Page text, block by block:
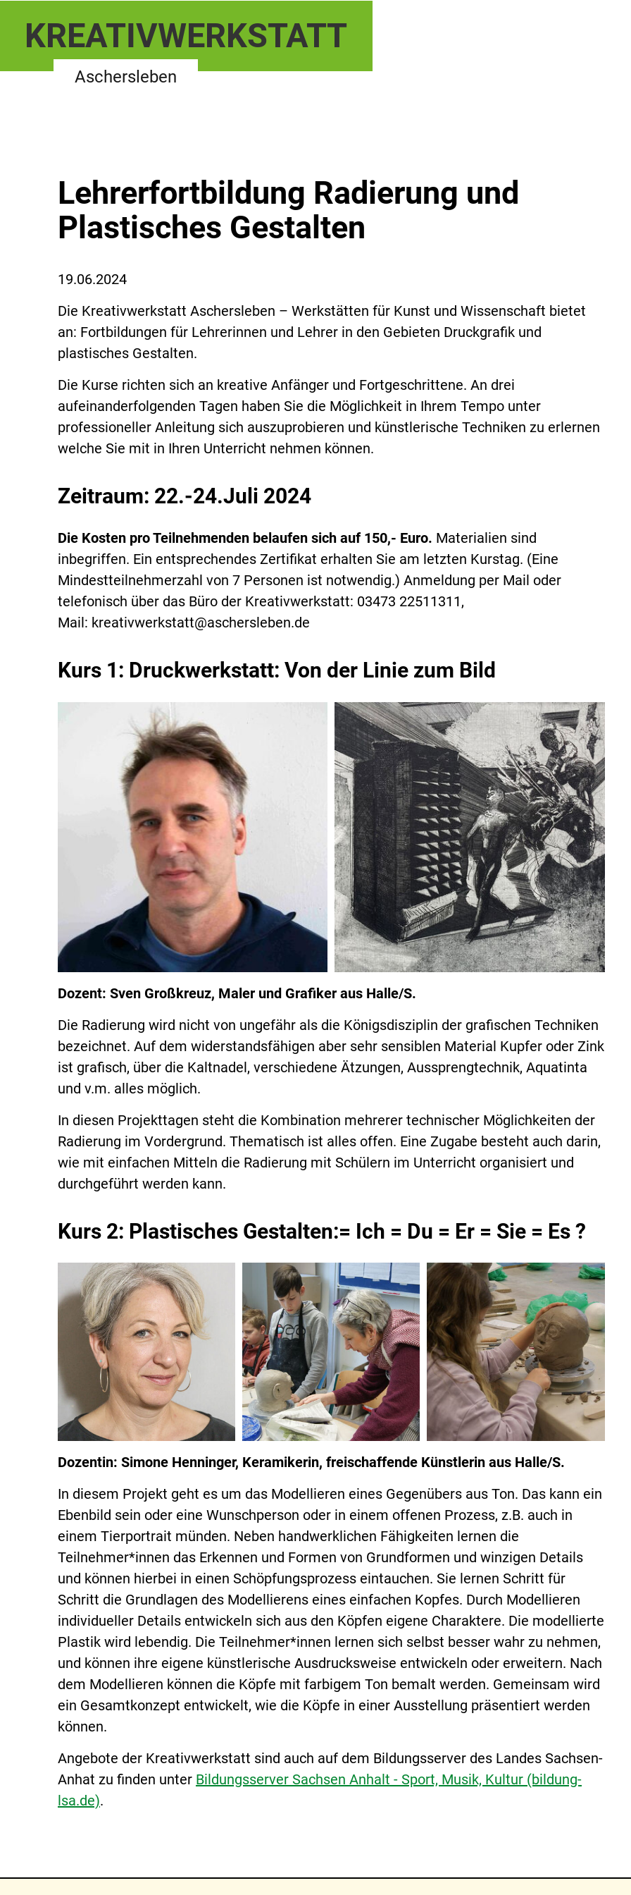
KREATIVWERKSTATT
Aschersleben
Lehrerfortbildung Radierung und
Plastisches Gestalten
19.06.2024
Die Kreativwerkstatt Aschersleben – Werkstätten für Kunst und Wissenschaft bietet
an: Fortbildungen für Lehrerinnen und Lehrer in den Gebieten Druckgrafik und
plastisches Gestalten.
Die Kurse richten sich an kreative Anfänger und Fortgeschrittene. An drei
aufeinanderfolgenden Tagen haben Sie die Möglichkeit in Ihrem Tempo unter
professioneller Anleitung sich auszuprobieren und künstlerische Techniken zu erlernen
welche Sie mit in Ihren Unterricht nehmen können.
Zeitraum: 22.-24.Juli 2024
Die Kosten pro Teilnehmenden belaufen sich auf 150,- Euro. Materialien sind
inbegriffen. Ein entsprechendes Zertifikat erhalten Sie am letzten Kurstag. (Eine
Mindestteilnehmerzahl von 7 Personen ist notwendig.) Anmeldung per Mail oder
telefonisch über das Büro der Kreativwerkstatt: 03473 22511311,
Mail: kreativwerkstatt@aschersleben.de
Kurs 1: Druckwerkstatt: Von der Linie zum Bild
Dozent: Sven Großkreuz, Maler und Grafiker aus Halle/S.
Die Radierung wird nicht von ungefähr als die Königsdisziplin der grafischen Techniken
bezeichnet. Auf dem widerstandsfähigen aber sehr sensiblen Material Kupfer oder Zink
ist grafisch, über die Kaltnadel, verschiedene Ätzungen, Aussprengtechnik, Aquatinta
und v.m. alles möglich.
In diesen Projekttagen steht die Kombination mehrerer technischer Möglichkeiten der
Radierung im Vordergrund. Thematisch ist alles offen. Eine Zugabe besteht auch darin,
wie mit einfachen Mitteln die Radierung mit Schülern im Unterricht organisiert und
durchgeführt werden kann.
Kurs 2: Plastisches Gestalten:= Ich = Du = Er = Sie = Es ?
Dozentin: Simone Henninger, Keramikerin, freischaffende Künstlerin aus Halle/S.
In diesem Projekt geht es um das Modellieren eines Gegenübers aus Ton. Das kann ein
Ebenbild sein oder eine Wunschperson oder in einem offenen Prozess, z.B. auch in
einem Tierportrait münden. Neben handwerklichen Fähigkeiten lernen die
Teilnehmer*innen das Erkennen und Formen von Grundformen und winzigen Details
und können hierbei in einen Schöpfungsprozess eintauchen. Sie lernen Schritt für
Schritt die Grundlagen des Modellierens eines einfachen Kopfes. Durch Modellieren
individueller Details entwickeln sich aus den Köpfen eigene Charaktere. Die modellierte
Plastik wird lebendig. Die Teilnehmer*innen lernen sich selbst besser wahr zu nehmen,
und können ihre eigene künstlerische Ausdrucksweise entwickeln oder erweitern. Nach
dem Modellieren können die Köpfe mit farbigem Ton bemalt werden. Gemeinsam wird
ein Gesamtkonzept entwickelt, wie die Köpfe in einer Ausstellung präsentiert werden
können.
Angebote der Kreativwerkstatt sind auch auf dem Bildungsserver des Landes Sachsen-
Anhat zu finden unter Bildungsserver Sachsen Anhalt - Sport, Musik, Kultur (bildung-
lsa.de).